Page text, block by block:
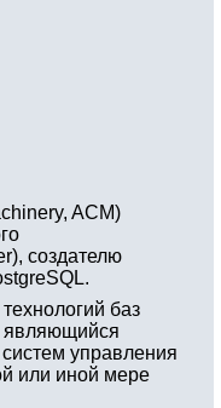
ACM)
создателю
баз
являющийся
управления
или иной мере